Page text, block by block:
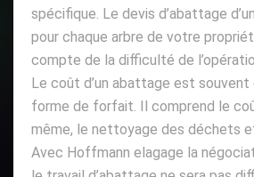
spécifique. Le devis d’abattage
pour chaque arbre de votre
compte de la difficulté de
Le coût d’un abattage est souvent
forme de forfait. Il comprend le
même, le nettoyage des déchets
Avec Hoffmann elagage la